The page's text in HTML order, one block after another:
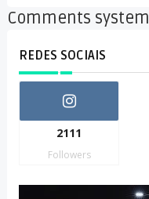
Comments system
REDES SOCIAIS
2111
Followers